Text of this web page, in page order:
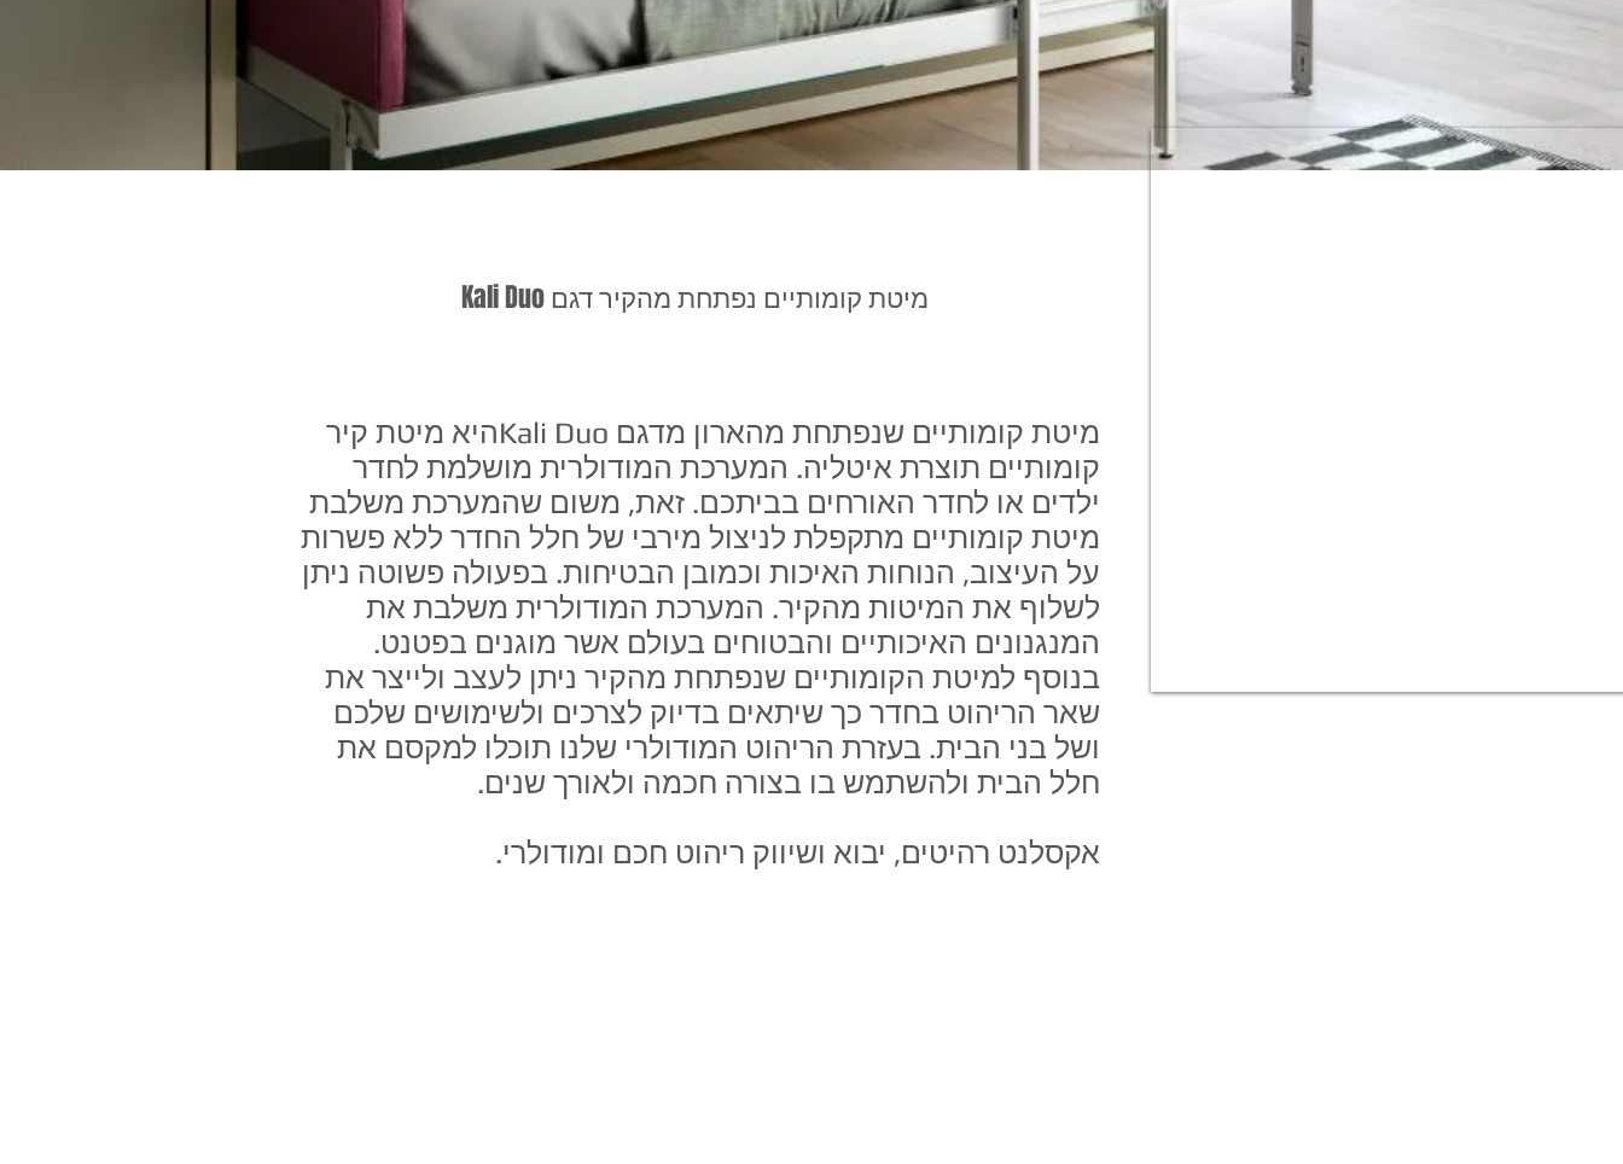
מיטת קומותיים שנפתחת מהארון מדגם Kali Duoהיא מיטת קיר
קומותיים תוצרת איטליה. המערכת המודולרית מושלמת לחדר
ילדים או לחדר האורחים בביתכם. זאת, משום שהמערכת משלבת
מיטת קומותיים מתקפלת לניצול מירבי של חלל החדר ללא פשרות
על העיצוב, הנוחות האיכות וכמובן הבטיחות. בפעולה פשוטה ניתן
לשלוף את המיטות מהקיר. המערכת המודולרית משלבת את
המנגנונים האיכותיים והבטוחים בעולם אשר מוגנים בפטנט.
בנוסף למיטת הקומותיים שנפתחת מהקיר ניתן לעצב ולייצר את
שאר הריהוט בחדר כך שיתאים בדיוק לצרכים ולשימושים שלכם
ושל בני הבית. בעזרת הריהוט המודולרי שלנו תוכלו למקסם את
חלל הבית ולהשתמש בו בצורה חכמה ולאורך שנים.
אקסלנט רהיטים, יבוא ושיווק ריהוט חכם ומודולרי.
מיטת קומותיים נפתחת מהקיר דגם Kali Duo